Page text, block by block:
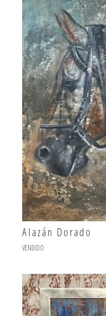
Alazán Dorado
VENDIDO